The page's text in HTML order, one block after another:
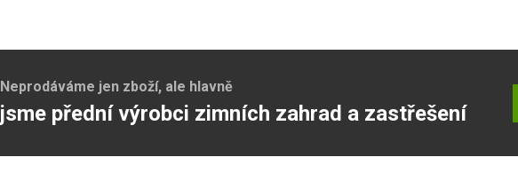
Neprodáváme jen zboží, ale hlavně
jsme přední výrobci zimních zahrad a zastřešení